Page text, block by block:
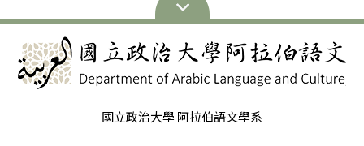
國立政治大學 阿拉伯語文學系